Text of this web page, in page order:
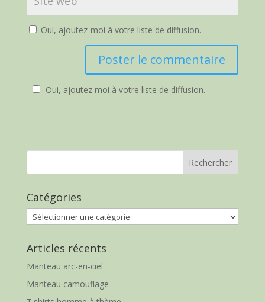
Oui, ajoutez-moi à votre liste de diffusion.
Oui, ajoutez moi à votre liste de diffusion.
Catégories
Catégories
Articles récents
Manteau arc-en-ciel
Manteau camouflage